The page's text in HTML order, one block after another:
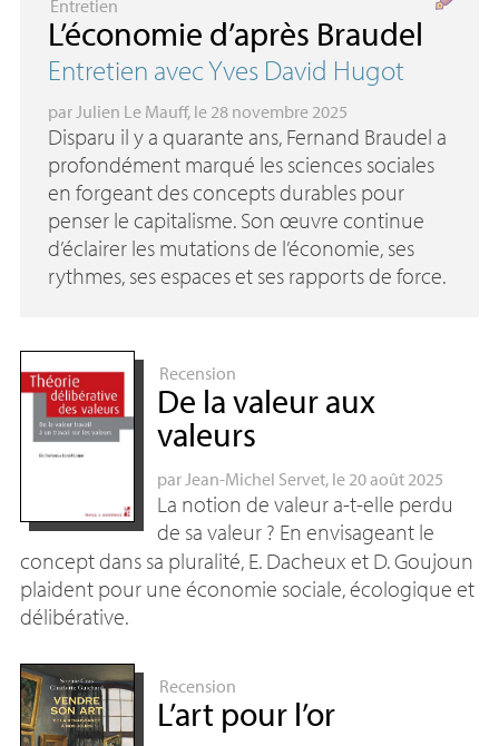
Entretien
L’économie d’après Braudel
Entretien avec Yves David Hugot
parJulien Le Mauff, le 28 novembre 2025
Disparu il y a quarante ans, Fernand Braudel a
profondément marqué les sciences sociales
en forgeant des concepts durables pour
penser le capitalisme. Son œuvre continue
d’éclairer les mutations de l’économie, ses
rythmes, ses espaces et ses rapports de force.
Recension
De la valeur aux
valeurs
parJean-Michel Servet, le 20 août 2025
La notion de valeur a-t-elle perdu
de sa valeur ? En envisageant le
concept dans sa pluralité, E. Dacheux et D. Goujoun
plaident pour une économie sociale, écologique et
délibérative.
Recension
L’art pour l’or